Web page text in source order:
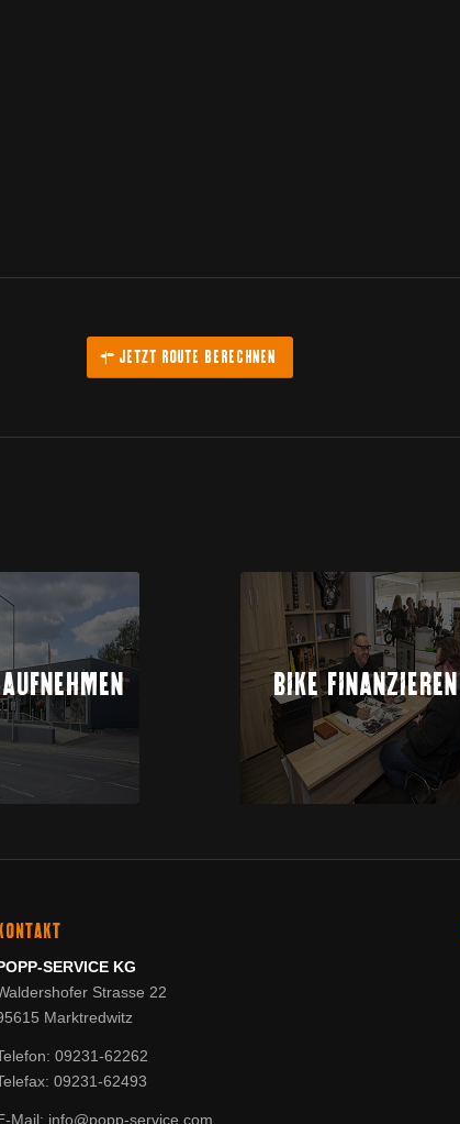
JETZT ROUTE BERECHNEN
BIKE FINANZIEREN
SERVICE KG
Strasse 22
Marktredwitz
09231-62262
09231-62493
Mail: info@popp-service.com